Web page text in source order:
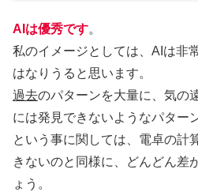
AIは優秀です。
私のイメージとしては、AIは非
はなりうると思います。
過去のパターンを大量に、気の
には発見できないようなパター
という事に関しては、電卓の計
きないのと同様に、どんどん差
ょう。